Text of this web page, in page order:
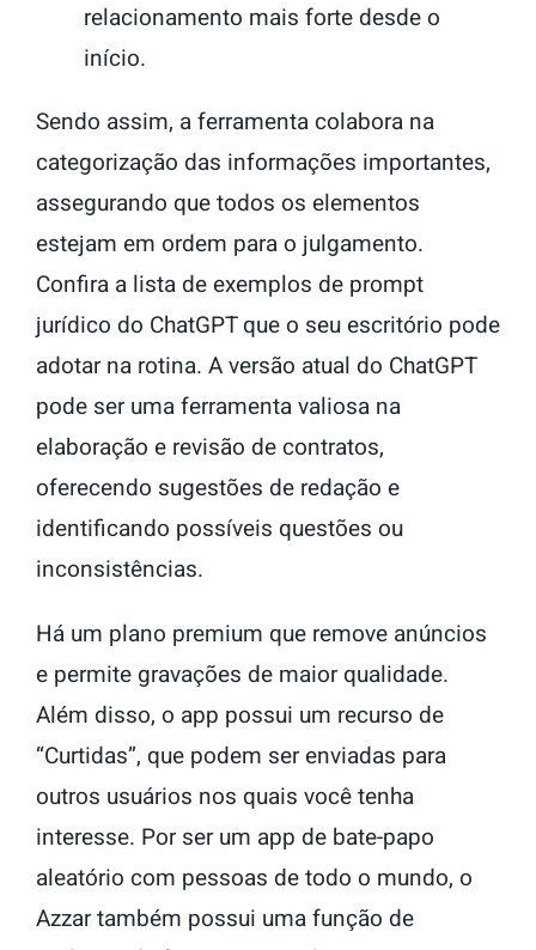
relacionamento mais forte desde o
início.
Sendo assim, a ferramenta colabora na
categorização das informações importantes,
assegurando que todos os elementos
estejam em ordem para o julgamento.
Confira a lista de exemplos de prompt
jurídico do ChatGPT que o seu escritório pode
adotar na rotina. A versão atual do ChatGPT
pode ser uma ferramenta valiosa na
elaboração e revisão de contratos,
oferecendo sugestões de redação e
identificando possíveis questões ou
inconsistências.
Há um plano premium que remove anúncios
e permite gravações de maior qualidade.
Além disso, o app possui um recurso de
“Curtidas”, que podem ser enviadas para
outros usuários nos quais você tenha
interesse. Por ser um app de bate-papo
aleatório com pessoas de todo o mundo, o
Azzar também possui uma função de